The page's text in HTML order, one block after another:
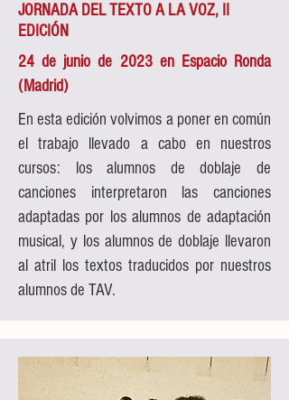
JORNADA DEL TEXTO A LA VOZ, II
EDICIÓN
24 de junio de 2023 en Espacio Ronda
(Madrid)
En esta edición volvimos a poner en común
el trabajo llevado a cabo en nuestros
cursos: los alumnos de doblaje de
canciones interpretaron las canciones
adaptadas por los alumnos de adaptación
musical, y los alumnos de doblaje llevaron
al atril los textos traducidos por nuestros
alumnos de TAV.